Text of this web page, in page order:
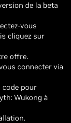
de la beta
vous
cliquez sur
offre.
connecter via
code pour
Wukong à